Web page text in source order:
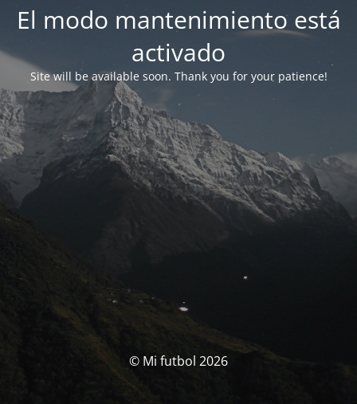
El modo mantenimiento está
activado
Site will be available soon. Thank you for your patience!
© Mi futbol 2026